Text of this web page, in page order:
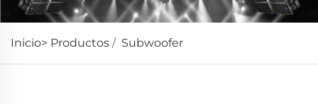
Inicio> Productos / Subwoofer